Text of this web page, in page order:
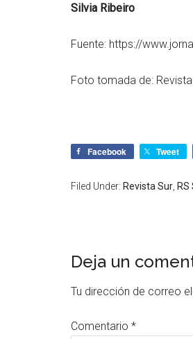
Silvia Ribeiro
Fuente: https://
Foto tomada de:
Facebook Tweet
Filed Under: Revista Sur RS
Deja un
Tu dirección de correo
Comentario *